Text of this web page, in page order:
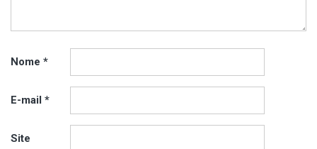
Nome *
E-mail *
Site